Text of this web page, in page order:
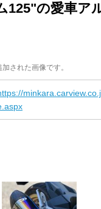
125"の愛車ア
された画像です。